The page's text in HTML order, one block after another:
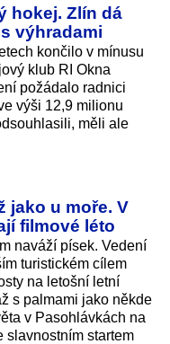
hokej. Zlín dá
výhradami
končilo v mínusu
klub RI Okna
požádalo radnici
výši 12,9 milionu
měli ale
jako u moře. V
filmové léto
naváží písek. Vedení
turistickém cílem
na letošní letní
s palmami jako někde
v Pasohlávkách na
slavnostním startem